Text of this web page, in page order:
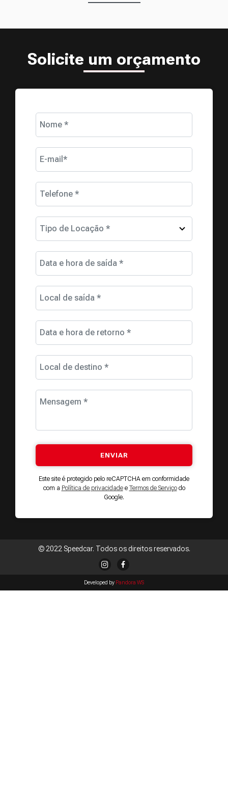
Solicite um orçamento
Nome *
E-mail*
Telefone *
Tipo de Locação *
Data e hora de saída *
Local de saída *
Data e hora de retorno *
Local de destino *
Mensagem *
Este site é protegido pelo reCAPTCHA em conformidade
com a Política de privacidadee Termos de Serviçodo
Google.
© 2022 Speedcar. Todos os direitos reservados.
Developed by Pandora WS